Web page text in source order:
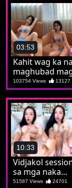
03:53
Kahit wag ka na
maghubad
lang ng banayad
103754 Views 13127
10:33
Vidjakol
sa mga naka
subscription
51587 Views 24701